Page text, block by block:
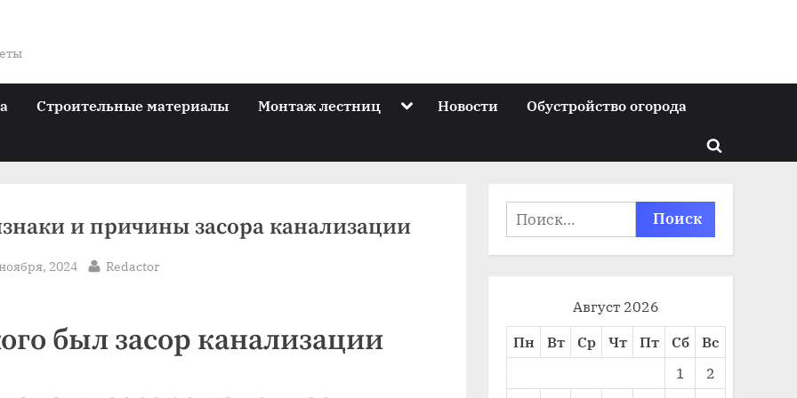
Строительные материалы Монтаж лестниц ToggleНовости Обустройство огорода
Toggle
form
и причины засора канализации
2024 By
Redactor
был засор канализации
Найти:
Август 2026
Пн
Вт Ср Чт Пт Сб
Вс
1
2